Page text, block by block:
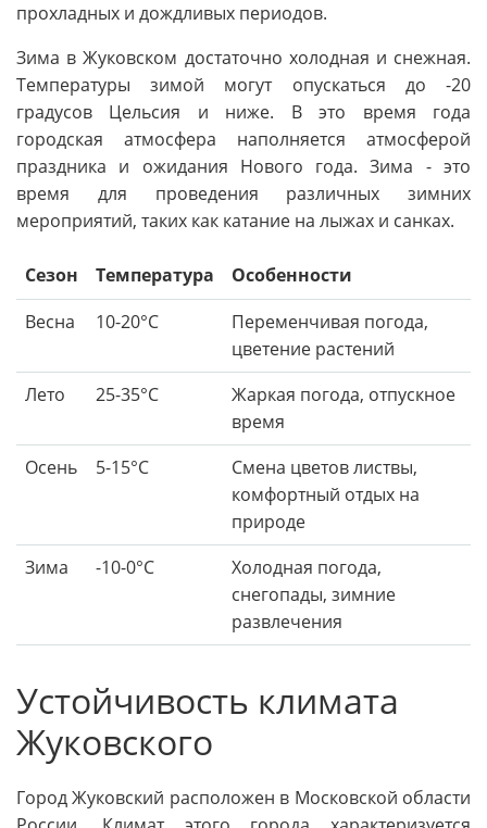
прохладных и дождливых периодов.
Зима в Жуковском достаточно холодная и снежная.
Температуры зимой могут опускаться до -20
градусов Цельсия и ниже. В это время года
городская атмосфера наполняется атмосферой
праздника и ожидания Нового года. Зима - это
время для проведения различных зимних
мероприятий, таких как катание на лыжах и санках.
Сезон Температура
Особенности
Весна
10-20°C
Переменчивая погода,
цветение растений
Лето
25-35°C
Жаркая погода, отпускное
время
Осень
5-15°C
Смена цветов листвы,
комфортный отдых на
природе
Зима
-10-0°C
Холодная погода,
снегопады, зимние
развлечения
Устойчивость климата
Жуковского
Город Жуковский расположен в Московской области